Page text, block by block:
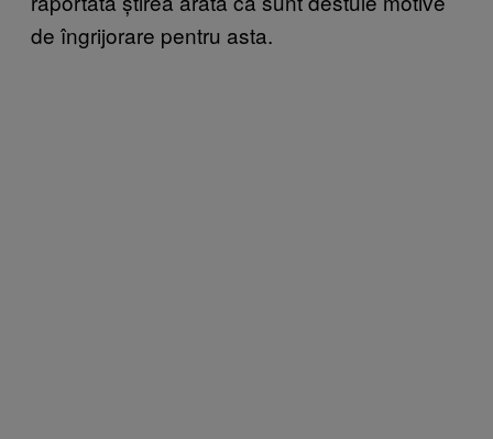
de îngrijorare pentru asta.